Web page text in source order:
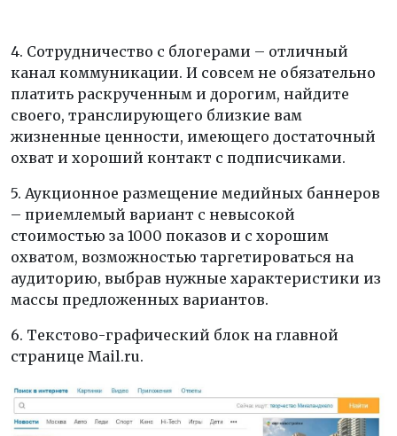
4. Сотрудничество с блогерами – отличный
канал коммуникации. И совсем не обязательно
платить раскрученным и дорогим, найдите
своего, транслирующего близкие вам
жизненные ценности, имеющего достаточный
охват и хороший контакт с подписчиками.
5. Аукционное размещение медийных баннеров
– приемлемый вариант с невысокой
стоимостью за 1000 показов и с хорошим
охватом, возможностью таргетироваться на
аудиторию, выбрав нужные характеристики из
массы предложенных вариантов.
6. Текстово-графический блок на главной
странице Mail.ru.